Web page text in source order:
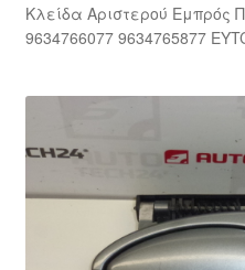
Διαδικασία Παραπόνων
Ο λογαριασμός μου
Κλείδα Αριστερού Εμπρός
9634766077 9634765877